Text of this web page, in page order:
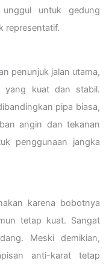
untuk gedung
representatif.
penunjuk jalan utama,
yang kuat dan stabil.
pipa biasa,
angin dan tekanan
penggunaan jangka
karena bobotnya
tetap kuat. Sangat
Meski demikian,
anti-karat tetap